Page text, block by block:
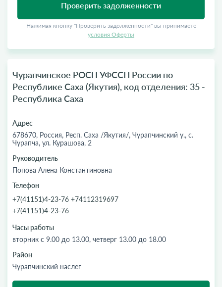
Проверить задолженности
Нажимая кнопку "Проверить задолженности" вы принимаете
условия Оферты
Чурапчинское РОСП УФССП России по
Республике Саха (Якутия), код отделения: 35 -
Республика Саха
Адрес
678670, Россия, Респ. Саха /Якутия/, Чурапчинский у., с.
Чурапча, ул. Курашова, 2
Руководитель
Попова Алена Константиновна
Телефон
+7(41151)4-23-76 +74112319697
+7(41151)4-23-76
Часы работы
вторник с 9.00 до 13.00, четверг 13.00 до 18.00
Район
Чурапчинский наслег